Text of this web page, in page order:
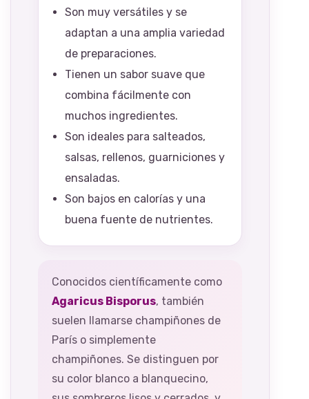
Son muy versátiles y se
adaptan a una amplia variedad
de preparaciones.
Tienen un sabor suave que
combina fácilmente con
muchos ingredientes.
Son ideales para salteados,
salsas, rellenos, guarniciones y
ensaladas.
Son bajos en calorías y una
buena fuente de nutrientes.
Conocidos científicamente como
Agaricus Bisporus, también
suelen llamarse champiñones de
París o simplemente
champiñones. Se distinguen por
su color blanco a blanquecino,